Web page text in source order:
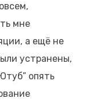
мне
а ещё не
устранены,
опять